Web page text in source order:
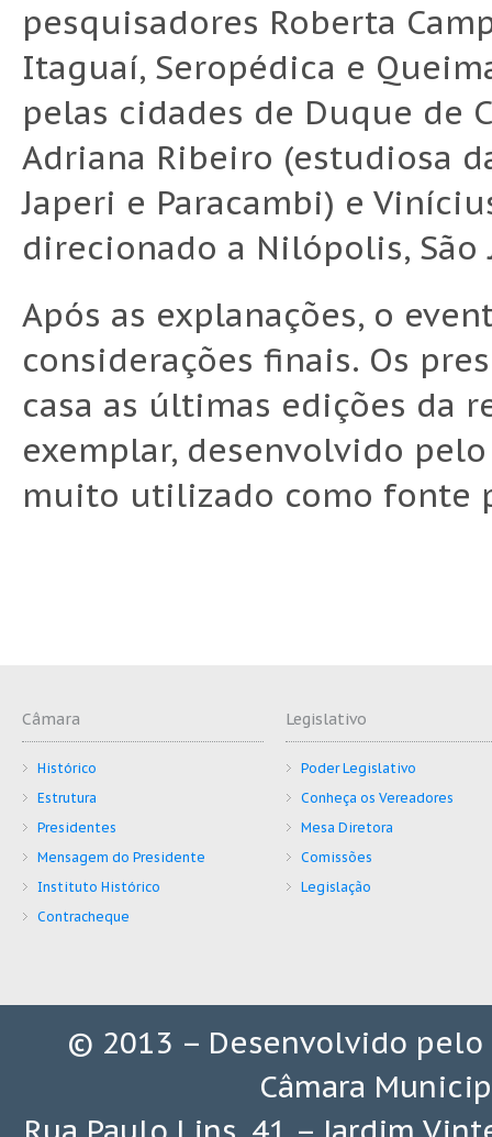
pesquisadores Roberta
Itaguaí, Seropédica e
pelas cidades de Duque de
Adriana Ribeiro (estudiosa
Japeri e Paracambi) e
direcionado a Nilópolis,
Após as explanações, o
considerações finais. Os
casa as últimas edições da
exemplar, desenvolvido
muito utilizado como fonte
Câmara
Histórico
Estrutura
Presidentes
Mensagem do Presidente
Instituto Histórico
Contracheque
Legislativo
Poder Legislativo
Conheça os Vereadores
Mesa Diretora
Comissões
Legislação
© 2013 – Desenvolvido pelo
Câmara